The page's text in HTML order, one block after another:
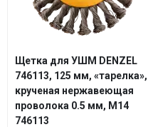
Щетка для УШМ DENZEL
746113, 125 мм, «тарелка»,
крученая нержавеющая
проволока 0.5 мм, М14
746113